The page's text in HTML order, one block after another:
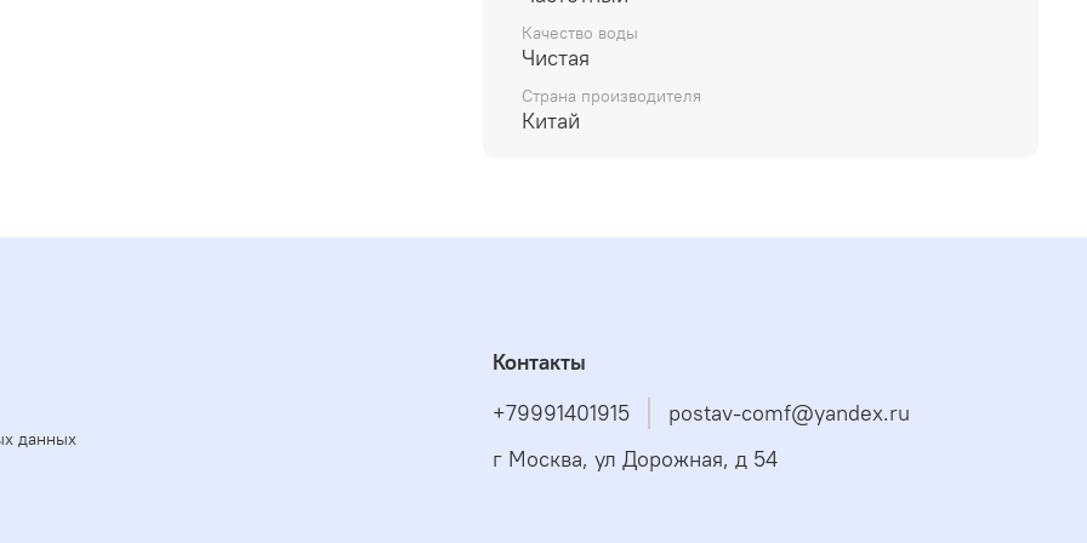
Качество воды
Чистая
Страна производителя
Китай
данных
Контакты
+79991401915
postav-comf@yandex.ru
г Москва, ул Дорожная, д 54